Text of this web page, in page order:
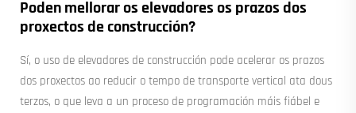
Poden mellorar os elevadores os prazos dos
proxectos de construcción?
Sí, o uso de elevadores de construcción pode acelerar os prazos
dos proxectos ao reducir o tempo de transporte vertical ata dous
terzos, o que leva a un proceso de programación máis fiábel e